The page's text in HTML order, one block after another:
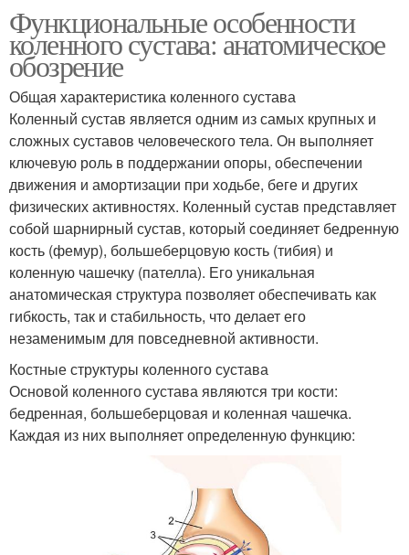
Функциональные особенности
коленного сустава: анатомическое
обозрение
Общая характеристика коленного сустава
Коленный сустав является одним из самых крупных и
сложных суставов человеческого тела. Он выполняет
ключевую роль в поддержании опоры, обеспечении
движения и амортизации при ходьбе, беге и других
физических активностях. Коленный сустав представляет
собой шарнирный сустав, который соединяет бедренную
кость (фемур), большеберцовую кость (тибия) и
коленную чашечку (пателла). Его уникальная
анатомическая структура позволяет обеспечивать как
гибкость, так и стабильность, что делает его
незаменимым для повседневной активности.
Костные структуры коленного сустава
Основой коленного сустава являются три кости:
бедренная, большеберцовая и коленная чашечка.
Каждая из них выполняет определенную функцию: